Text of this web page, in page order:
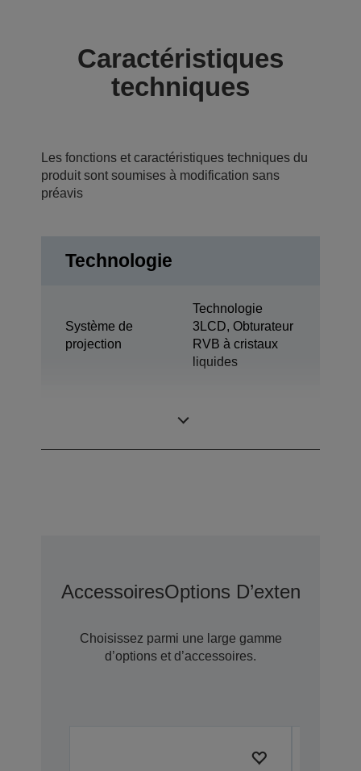
Caractéristiques
techniques
Les fonctions et caractéristiques techniques du
produit sont soumises à modification sans
préavis
Technologie
Système de
projection
Technologie
3LCD, Obturateur
RVB à cristaux
liquides
AccessoiresOptions D’extension
Choisissez parmi une large gamme
d’options et d’accessoires.